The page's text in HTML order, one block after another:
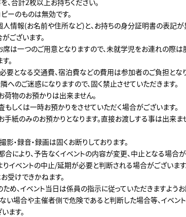
のものは無効です。
情報(お名前や住所など)と、お持ちの身分証明書の表記が
ございます。
は一つのご用意となりますので、未就学児をお連れの際
。
要となる交通費、宿泊費などの費用は参加者のご負担となり
のご迷惑になりますので、固く禁止させていただきます。
物のお預かりは出来ません。
しくは一時お預かりをさせていただく場合がございます。
紙のみのお預かりとなります。直接お渡しする事は出来ま
・録音・録画は固くお断りしております。
により、予告なくイベントの内容が変更、中止となる場合が
イベントの中止/延期が必要と判断される場合がございます
受けできかねます。
め、イベント当日は係員の指示に従っていただきますようお
場合や主催者側で危険であると判断した場合等、イベン
ます。